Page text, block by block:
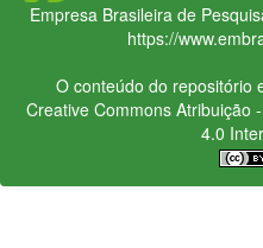
Empresa Brasileira de
https://
O conteúdo do repositório
Creative CommonsAtribuição
4.0